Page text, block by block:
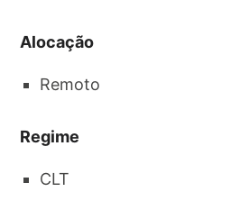
Alocação
Remoto
Regime
CLT